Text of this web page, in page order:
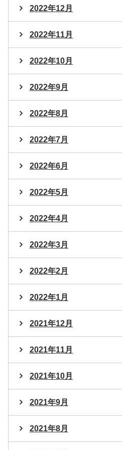
2022年12月
2022年11月
2022年10月
2022年9月
2022年8月
2022年7月
2022年6月
2022年5月
2022年4月
2022年3月
2022年2月
2022年1月
2021年12月
2021年11月
2021年10月
2021年9月
2021年8月